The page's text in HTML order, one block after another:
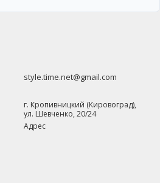
style.time.net@gmail.com
г. Кропивницкий (Кировоград),
ул. Шевченко, 20/24
Адрес